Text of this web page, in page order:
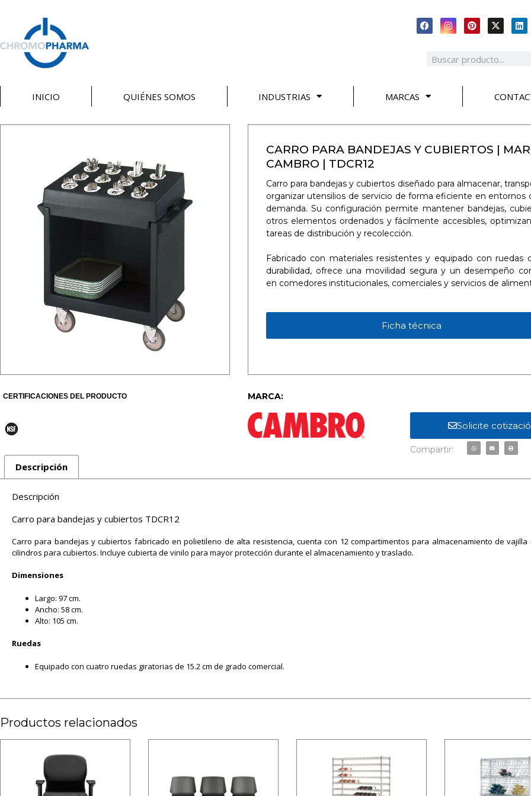
INICIO QUIÉNES SOMOS INDUSTRIAS MARCAS
CARRO PARA BANDEJAS Y CUBIERTOS |
CAMBRO | TDCR12
Carro para bandejas y cubiertos diseñado para almacenar,
organizar utensilios de servicio de forma eficiente en entornos
demanda. Su configuración permite mantener bandejas,
otros elementos ordenados y fácilmente accesibles,
tareas de distribución y recolección.
Fabricado con materiales resistentes y equipado con ruedas
durabilidad, ofrece una movilidad segura y un desempeño
en comedores institucionales, comerciales y servicios de
Ficha técnica
CERTIFICACIONES DEL PRODUCTO MARCA:
Solicite
Compartir:
Descripción
Descripción
Carro para bandejas y cubiertos TDCR12
Carro para bandejas y cubiertos fabricado en polietileno de alta resistencia, cuenta con 12 compartimentos para almacenamiento de vajilla
cilindros para cubiertos. Incluye cubierta de vinilo para mayor protección durante el almacenamiento y traslado.
Dimensiones
Largo: 97 cm.
Ancho: 58 cm.
Alto: 105 cm.
Ruedas
Equipado con cuatro ruedas giratorias de 15.2 cm de grado comercial.
Productos relacionados